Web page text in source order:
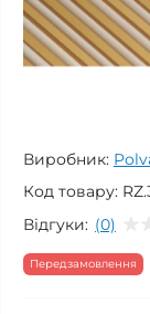
Виробник:
Код товару:
Відгуки: (0)
Передзамовлення